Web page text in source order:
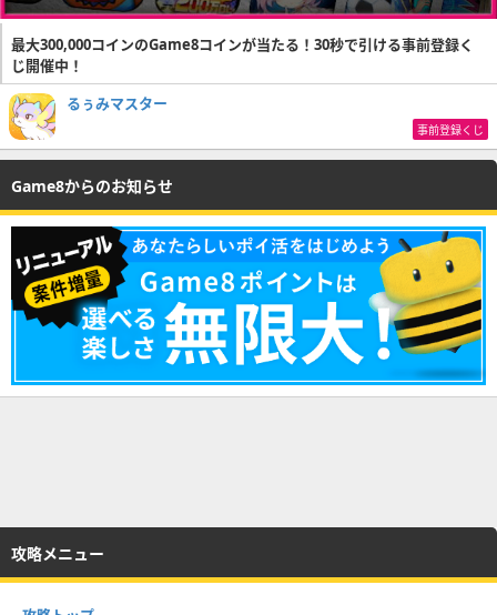
最大300,000コインのGame8コインが当たる！30秒で引ける事前登録く
じ開催中！
るぅみマスター
事前登録くじ
Game8からのお知らせ
攻略メニュー